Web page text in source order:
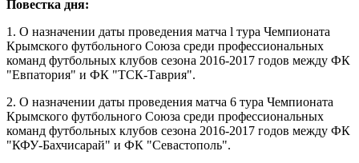
Повестка дня:
1. О назначении даты проведения матча l тура Чемпионата
Крымского футбольного Союза среди профессиональных
команд футбольных клубов сезона 2016-2017 годов между ФК
"Евпатория" и ФК "ТСК-Таврия".
2. О назначении даты проведения матча 6 тура Чемпионата
Крымского футбольного Союза среди профессиональных
команд футбольных клубов сезона 2016-2017 годов между ФК
"КФУ-Бахчисарай" и ФК "Севастополь".